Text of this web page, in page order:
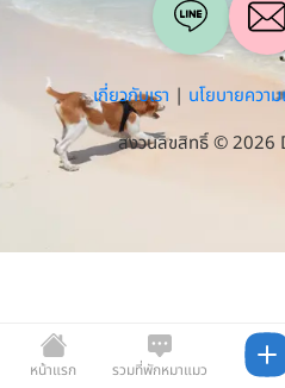
หน้าแรก
รวมที่พักหมาแมว
เกี่ยวกับเรา | นโยบายควา
สงวนลิขสิทธิ์ © 2026